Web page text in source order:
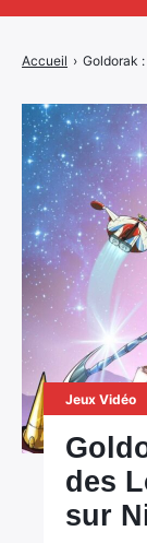
Accueil › Goldorak
Jeux Vidéo
des
sur